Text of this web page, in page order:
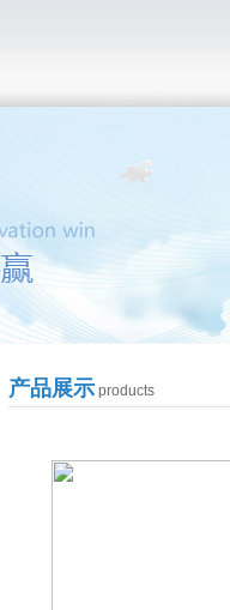
产品展示products